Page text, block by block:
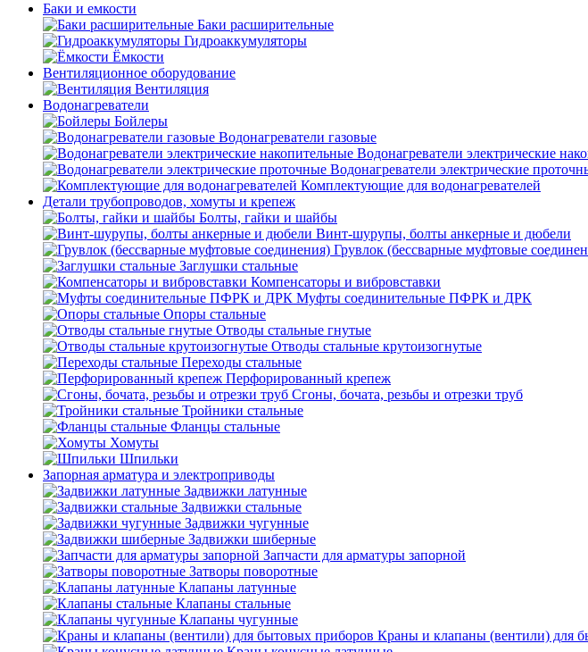
Баки и емкости
Баки расширительные
Гидроаккумуляторы
Ёмкости
Вентиляционное оборудование
Вентиляция
Водонагреватели
Бойлеры
Водонагреватели газовые
Водонагреватели электрические
Водонагреватели электрические
Комплектующие для водонагревателей
Детали трубопроводов, хомуты и крепеж
Болты, гайки и шайбы
Винт-шурупы, болты анкерные и дюбели
Грувлок (бессварные муфтовые
Заглушки стальные
Компенсаторы и вибровставки
Муфты соединительные ПФРК и ДРК
Опоры стальные
Отводы стальные гнутые
Отводы стальные крутоизогнутые
Переходы стальные
Перфорированный крепеж
Сгоны, бочата, резьбы и отрезки труб
Тройники стальные
Фланцы стальные
Хомуты
Шпильки
Запорная арматура и электроприводы
Задвижки латунные
Задвижки стальные
Задвижки чугунные
Задвижки шиберные
Запчасти для арматуры запорной
Затворы поворотные
Клапаны латунные
Клапаны стальные
Клапаны чугунные
Краны и клапаны (вентили) для